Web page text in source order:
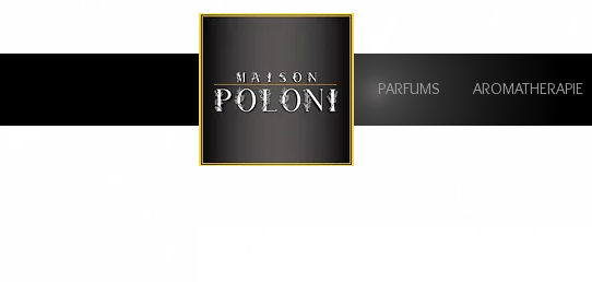
PARFUMS AROMATHERAPIE